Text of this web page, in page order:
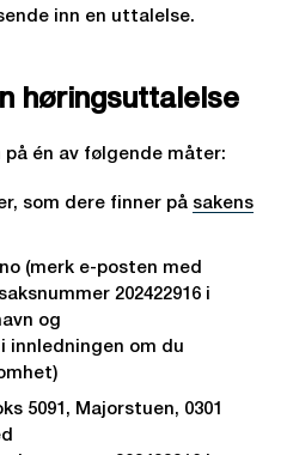
inn en uttalelse.
høringsuttalelse
én av følgende måter:
som dere finner på sakens
(merk e-posten med
202422916 i
og
innledningen om du
5091, Majorstuen, 0301